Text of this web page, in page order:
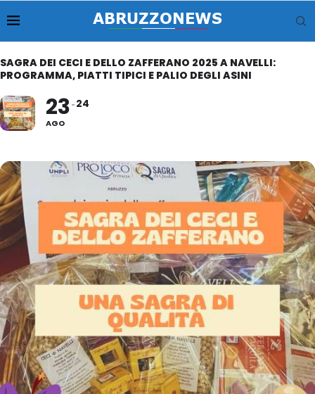
SAGRA DEI CECI E DELLO ZAFFERANO 2025 A NAVELLI:
PROGRAMMA, PIATTI TIPICI E PALIO DEGLI ASINI
23
AGO
24